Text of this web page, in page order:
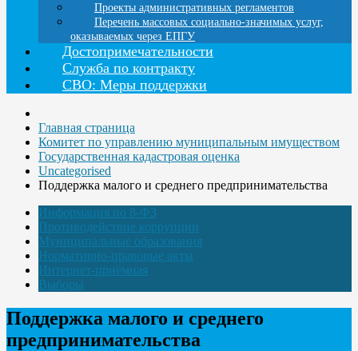
Проекты административных регламентов
Перечень массовых социально-значимых услуг,
оказываемых через ЕПГУ
Достопримечательности
Служба по контракту
СВО: Меры поддержки
Главная страница
Комитет по управлению муниципальным имуществом
Государственная кадастровая оценка
Uncategorised
Поддержка малого и среднего предпринимательства
Информация по 8-ФЗ
Противодействие коррупции
Муниципальные образования
Нормативно-правовые акты
Интернет-приёмная
Выборы
Поддержка малого и среднего
предпринимательства